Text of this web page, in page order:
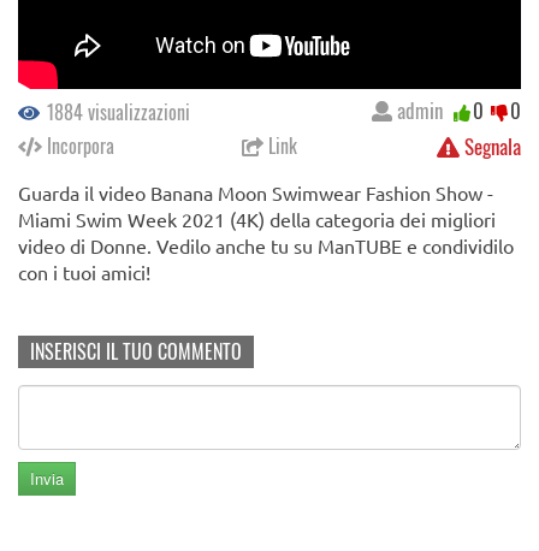
1884 visualizzazioni
Incorpora
Link Segnala
admin 0 0
Guarda il video Banana Moon Swimwear Fashion Show -
Miami Swim Week 2021 (4K) della categoria dei migliori
video di Donne. Vedilo anche tu su ManTUBE e condividilo
con i tuoi amici!
INSERISCI IL TUO COMMENTO